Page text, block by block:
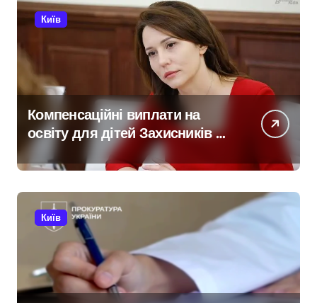
Київ
Компенсаційні виплати на
освіту для дітей Захисників у
Києві: умови отримання до 40
тисяч гривень і процедура
подачі документів
Київ